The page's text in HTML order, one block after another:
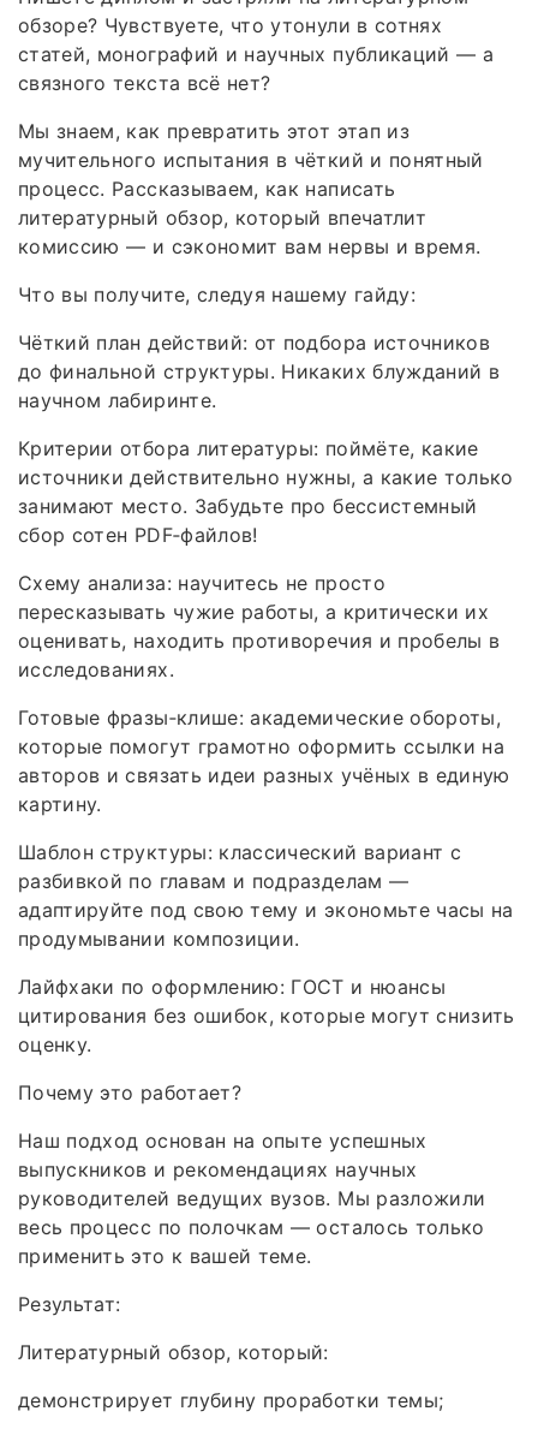
обзоре? Чувствуете, что утонули в сотнях
статей, монографий и научных публикаций — а
связного текста всё нет?
Мы знаем, как превратить этот этап из
мучительного испытания в чёткий и понятный
процесс. Рассказываем, как написать
литературный обзор, который впечатлит
комиссию — и сэкономит вам нервы и время.
Что вы получите, следуя нашему гайду:
Чёткий план действий: от подбора источников
до финальной структуры. Никаких блужданий в
научном лабиринте.
Критерии отбора литературы: поймёте, какие
источники действительно нужны, а какие только
занимают место. Забудьте про бессистемный
сбор сотен PDF‑файлов!
Схему анализа: научитесь не просто
пересказывать чужие работы, а критически их
оценивать, находить противоречия и пробелы в
исследованиях.
Готовые фразы‑клише: академические обороты,
которые помогут грамотно оформить ссылки на
авторов и связать идеи разных учёных в единую
картину.
Шаблон структуры: классический вариант с
разбивкой по главам и подразделам —
адаптируйте под свою тему и экономьте часы на
продумывании композиции.
Лайфхаки по оформлению: ГОСТ и нюансы
цитирования без ошибок, которые могут снизить
оценку.
Почему это работает?
Наш подход основан на опыте успешных
выпускников и рекомендациях научных
руководителей ведущих вузов. Мы разложили
весь процесс по полочкам — осталось только
применить это к вашей теме.
Результат:
Литературный обзор, который:
демонстрирует глубину проработки темы;